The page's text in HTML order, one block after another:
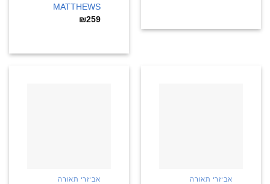
MATTHEWS
₪259
אביזרי תאורה אביזרי תאורה